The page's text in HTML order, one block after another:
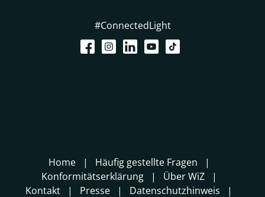
#ConnectedLight
Home
Häufig gestellte Fragen
Konformitätserklärung
Über WiZ
Kontakt
Presse Datenschutzhinweis